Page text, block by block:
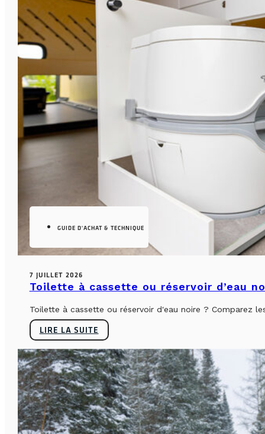
GUIDE D'ACHAT & TECHNIQUE
7 JUILLET 2026
Toilette à cassette ou réservoir d’eau
Toilette à cassette ou réservoir d'eau noire ? Comparez
LIRE LA SUITE